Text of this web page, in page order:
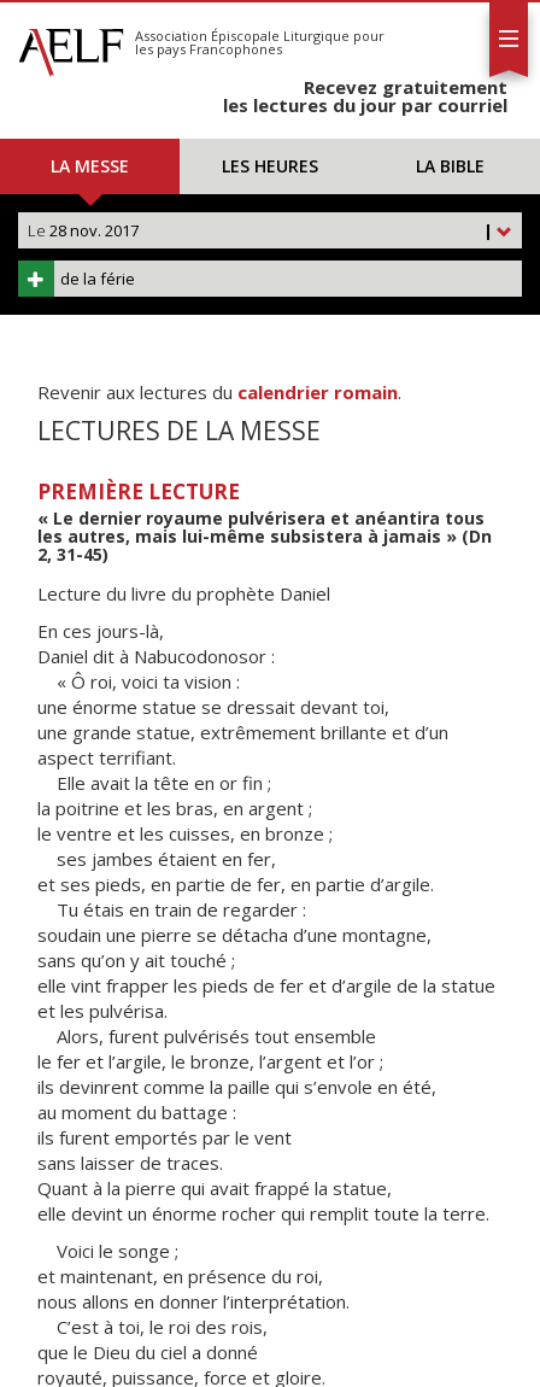
S'abonner
Calendrier
Association Épiscopale Liturgique pour
les pays Francophones
Recevez gratuitement
les lectures du jour par courriel
LA MESSE LES HEURES LA BIBLE
|
Le 28 nov. 2017
de la férie
Revenir aux lectures du calendrier romain.
LECTURES DE LA MESSE
PREMIÈRE LECTURE
« Le dernier royaume pulvérisera et anéantira tous
les autres, mais lui-même subsistera à jamais » (Dn
2, 31-45)
Lecture du livre du prophète Daniel
En ces jours-là,
Daniel dit à Nabucodonosor :
« Ô roi, voici ta vision :
une énorme statue se dressait devant toi,
une grande statue, extrêmement brillante et d’un
aspect terrifiant.
Elle avait la tête en or fin ;
la poitrine et les bras, en argent ;
le ventre et les cuisses, en bronze ;
ses jambes étaient en fer,
et ses pieds, en partie de fer, en partie d’argile.
Tu étais en train de regarder :
soudain une pierre se détacha d’une montagne,
sans qu’on y ait touché ;
elle vint frapper les pieds de fer et d’argile de la statue
et les pulvérisa.
Alors, furent pulvérisés tout ensemble
le fer et l’argile, le bronze, l’argent et l’or ;
ils devinrent comme la paille qui s’envole en été,
au moment du battage :
ils furent emportés par le vent
sans laisser de traces.
Quant à la pierre qui avait frappé la statue,
elle devint un énorme rocher qui remplit toute la terre.
Voici le songe ;
et maintenant, en présence du roi,
nous allons en donner l’interprétation.
C’est à toi, le roi des rois,
que le Dieu du ciel a donné
royauté, puissance, force et gloire.